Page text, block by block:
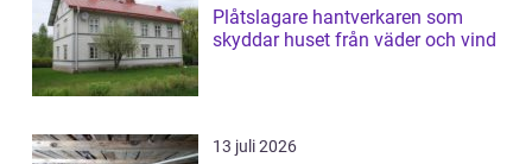
Plåtslagare hantverkaren som
skyddar huset från väder och vind
13 juli 2026